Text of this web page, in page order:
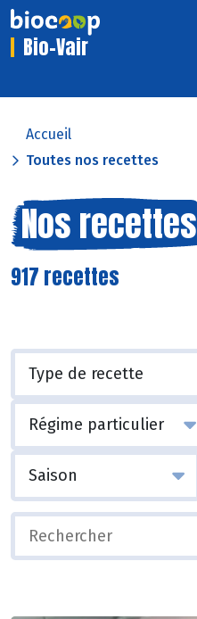
Bio-Vair
Accueil
Toutes nos recettes
Nos recettes
917 recettes